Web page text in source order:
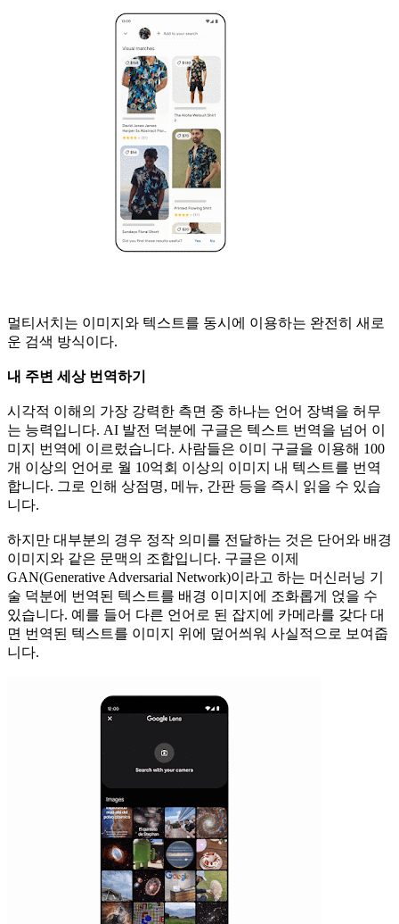
멀티서치는 이미지와 텍스트를 동시에 이용하는 완전히 새로
운 검색 방식이다.
내 주변 세상 번역하기
시각적 이해의 가장 강력한 측면 중 하나는 언어 장벽을 허무
는 능력입니다. AI 발전 덕분에 구글은 텍스트 번역을 넘어 이
미지 번역에 이르렀습니다. 사람들은 이미 구글을 이용해 100
개 이상의 언어로 월 10억회 이상의 이미지 내 텍스트를 번역
합니다. 그로 인해 상점명, 메뉴, 간판 등을 즉시 읽을 수 있습
니다.
하지만 대부분의 경우 정작 의미를 전달하는 것은 단어와 배경
이미지와 같은 문맥의 조합입니다. 구글은 이제
GAN(Generative Adversarial Network)이라고 하는 머신러닝 기
술 덕분에 번역된 텍스트를 배경 이미지에 조화롭게 얹을 수
있습니다. 예를 들어 다른 언어로 된 잡지에 카메라를 갖다 대
면 번역된 텍스트를 이미지 위에 덮어씌워 사실적으로 보여줍
니다.